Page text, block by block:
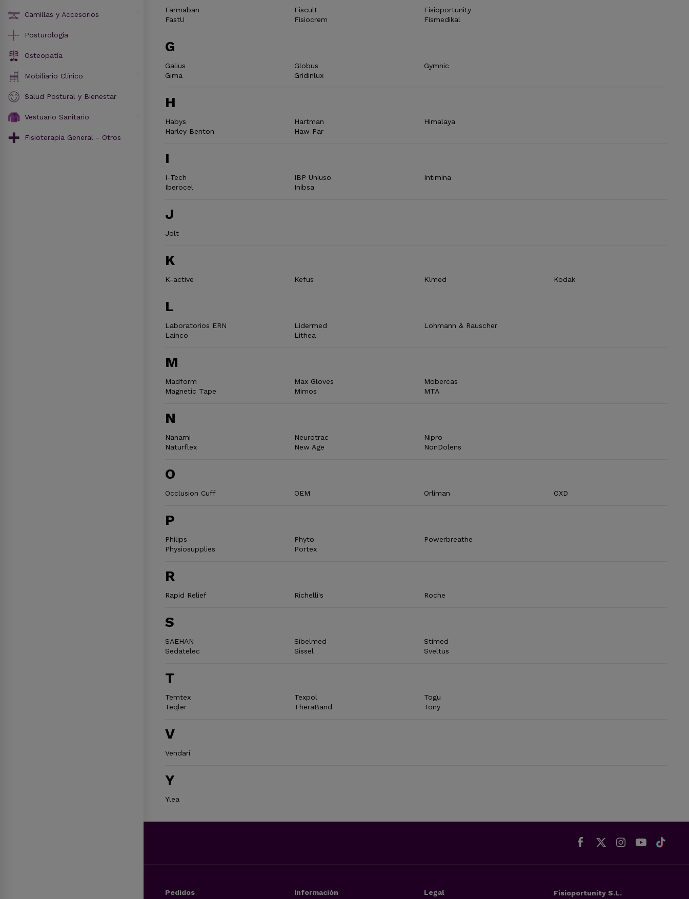
Camillas y Accesorios
Posturología
Osteopatía
Mobiliario Clínico
Salud Postural y Bienestar
Vestuario Sanitario
Fisioterapia General - Otros
Farmaban
FastU
Fiscult
Fisiocrem
Fisioportunity
Fismedikal
G
Galius
Gima
Globus
Gridinlux
Gymnic
H
Habys
Harley Benton
Hartman
Haw Par
Himalaya
I
I-Tech
Iberocel
IBP Uniuso
Inibsa
Intimina
J
Jolt
K
K-active Kefus Klmed Kodak
L
Laboratorios ERN
Lainco
Lidermed
Lithea
Lohmann & Rauscher
M
Madform
Magnetic Tape
Max Gloves
Mimos
Mobercas
MTA
N
Nanami
Naturflex
Neurotrac
New Age
Nipro
NonDolens
O
Occlusion Cuff OEM Orliman OXD
P
Philips
Physiosupplies
Phyto
Portex
Powerbreathe
R
Rapid Relief Richelli's Roche
S
SAEHAN
Sedatelec
Sibelmed
Sissel
Stimed
Sveltus
T
Temtex
Teqler
Texpol
TheraBand
Togu
Tony
V
Vendari
Y
Ylea
Pedidos Información Legal Fisioportunity S.L.